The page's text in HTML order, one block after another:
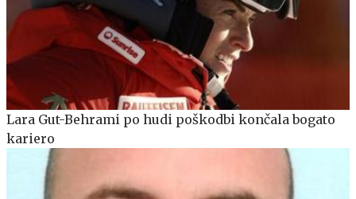
Lara Gut-Behrami po hudi poškodbi končala bogato
kariero